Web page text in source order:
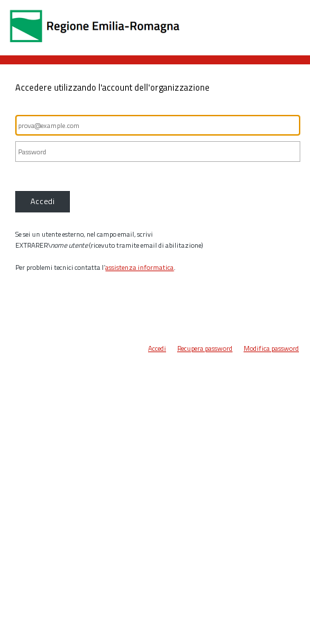
Accedere utilizzando l'account dell'organizzazione
Accedi
Se sei un utente esterno, nel campo email, scrivi
EXTRARER\nome utente(ricevuto tramite email di abilitazione)
Per problemi tecnici contatta l’assistenza informatica.
Accedi Recupera password Modifica password